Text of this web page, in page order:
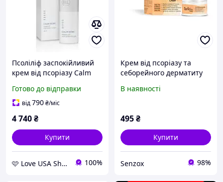
Псоліліф заспокійливий
крем від псоріазу Calm
100 мл
Готово до відправки
від790₴/міс
4 740₴
Купити
🩷 Love USA Shop 🩷 100%
Крем від псоріазу та
себорейного дерматиту
В наявності
495₴
Купити
Senzox 98%